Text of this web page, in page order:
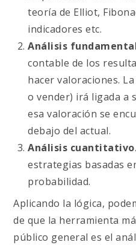
teoría de Elliot,
indicadores etc.
Análisis
contable de los
hacer valoraciones.
o vender) irá ligada a
esa valoración se
debajo del actual.
Análisis cuantitativo
estrategias basadas
probabilidad.
Aplicando la lógica,
de que la herramienta
público general es el